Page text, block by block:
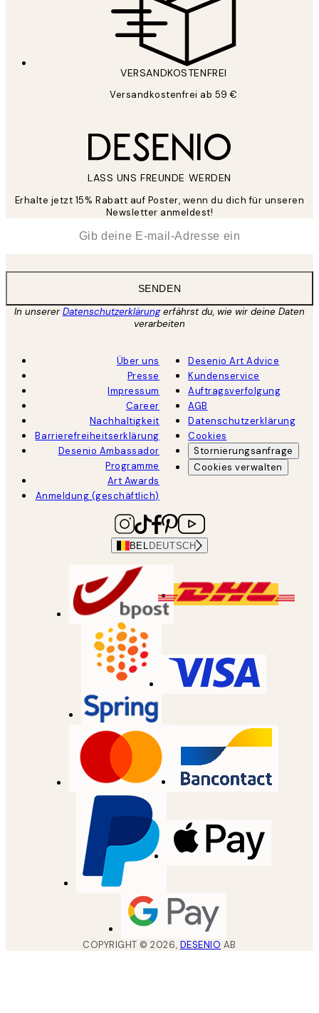
VERSANDKOSTENFREI
Versandkostenfrei ab 59 €
LASS UNS FREUNDE WERDEN
Erhalte jetzt 15% Rabatt auf Poster, wenn du dich für unseren
Newsletter anmeldest!
SENDEN
In unsererDatenschutzerklärungerfährst du, wie wir deine Daten
verarbeiten
Über uns
Presse
Impressum
Career
Nachhaltigkeit
Barrierefreiheitserklärung
Desenio Ambassador
Programme
Art Awards
Anmeldung (geschäftlich)
Desenio Art Advice
Kundenservice
Auftragsverfolgung
AGB
Datenschutzerklärung
Cookies
Stornierungsanfrage
Cookies verwalten
BEL DEUTSCH
COPYRIGHT ©2026, DESENIO AB